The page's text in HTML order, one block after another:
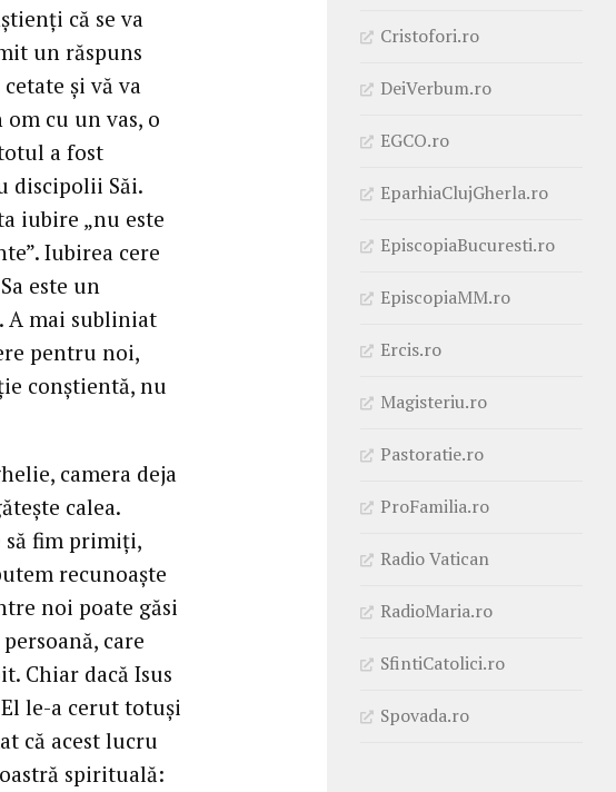
că se va
un răspuns
și vă va
cu un vas, o
a fost
discipolii Săi.
iubire „nu este
Iubirea cere
este un
A mai subliniat
pentru noi,
conștientă, nu
camera deja
calea.
să fim primiți,
recunoaște
noi poate găsi
care
Chiar dacă Isus
le-a cerut totuși
că acest lucru
spirituală:
Cristofori.ro
DeiVerbum.ro
EGCO.ro
EparhiaClujGherla.ro
EpiscopiaBucuresti.ro
EpiscopiaMM.ro
Ercis.ro
Magisteriu.ro
Pastoratie.ro
ProFamilia.ro
Radio Vatican
RadioMaria.ro
SfintiCatolici.ro
Spovada.ro